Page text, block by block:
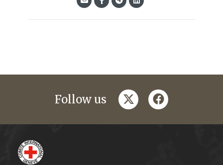
Follow us twitterfacebook